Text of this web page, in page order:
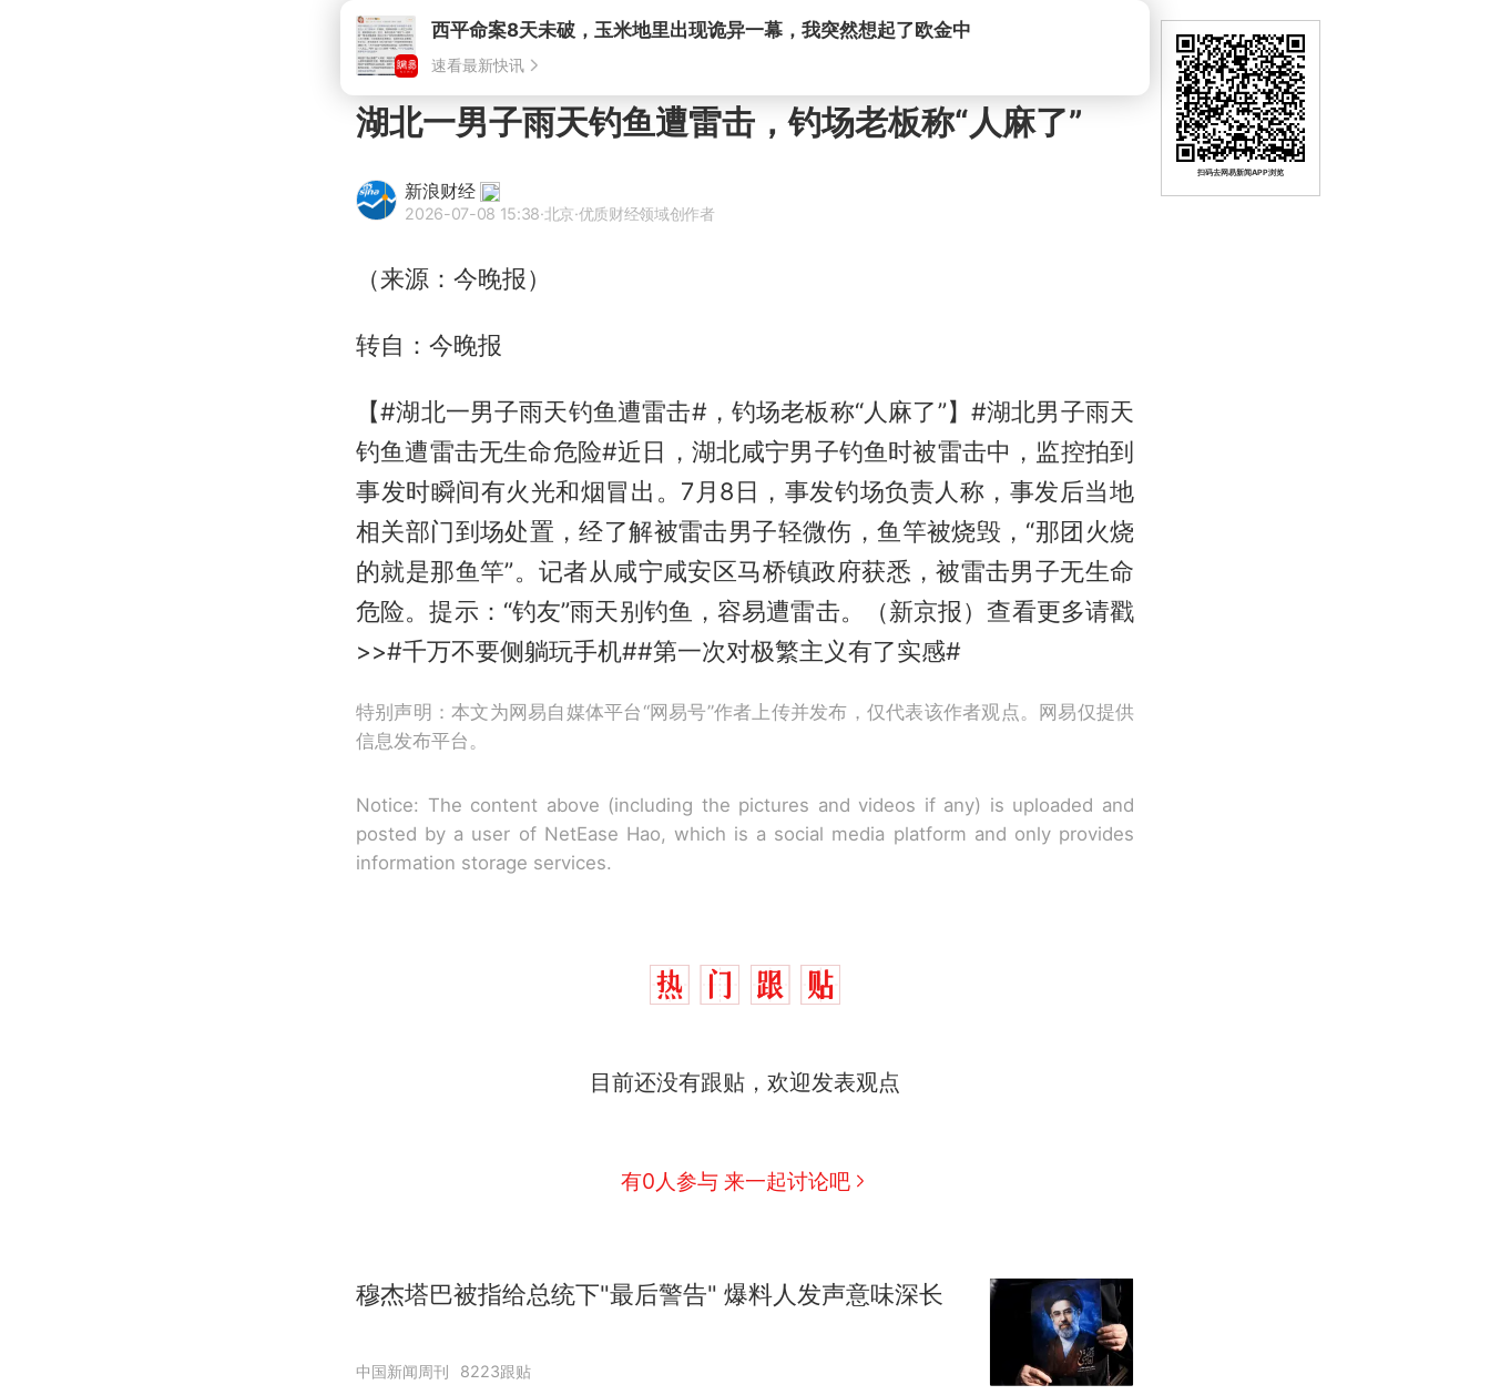
湖北一男子雨天钓鱼遭雷击，钓场老板称“人麻了”
新浪财经
2026-07-08 15:38·北京·优质财经领域创作者
（来源：今晚报）
转自：今晚报
【#湖北一男子雨天钓鱼遭雷击#，钓场老板称“人麻了”】#湖北男子雨天
钓鱼遭雷击无生命危险#近日，湖北咸宁男子钓鱼时被雷击中，监控拍到
事发时瞬间有火光和烟冒出。7月8日，事发钓场负责人称，事发后当地
相关部门到场处置，经了解被雷击男子轻微伤，鱼竿被烧毁，“那团火烧
的就是那鱼竿”。记者从咸宁咸安区马桥镇政府获悉，被雷击男子无生命
危险。提示：“钓友”雨天别钓鱼，容易遭雷击。（新京报）查看更多请戳
>>#千万不要侧躺玩手机##第一次对极繁主义有了实感#
特别声明：本文为网易自媒体平台“网易号”作者上传并发布，仅代表该作者观点。网易仅提供
信息发布平台。
Notice: The content above (including the pictures and videos if any) is uploaded and
posted by a user of NetEase Hao, which is a social media platform and only provides
information storage services.
目前还没有跟贴，欢迎发表观点
有0人参与 来一起讨论吧
穆杰塔巴被指给总统下"最后警告" 爆料人发声意味深长
中国新闻周刊 8223跟贴
扫码去网易新闻APP浏览